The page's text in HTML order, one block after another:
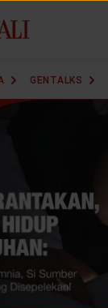
GENTALKS
GEN ICLICK